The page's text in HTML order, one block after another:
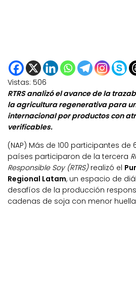
Vistas: 506
RTRS analizó el avance de la
la agricultura regenerativa para
internacional por productos con
verificables.
(NAP) Más de 100 participantes de
países participaron de la tercera
Responsible Soy (RTRS) realizó el
Regional Latam, un espacio de
desafíos de la producción
cadenas de soja con menor